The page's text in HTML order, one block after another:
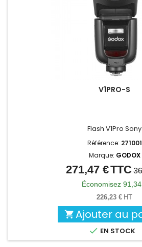
V1PRO-S
Flash V1Pro Sony
Référence: 271001
Marque: GODOX
Prix
Prix
de
base
271,47 €TTC
Économisez
226,23 € HT
 Ajouter au
 EN STOCK